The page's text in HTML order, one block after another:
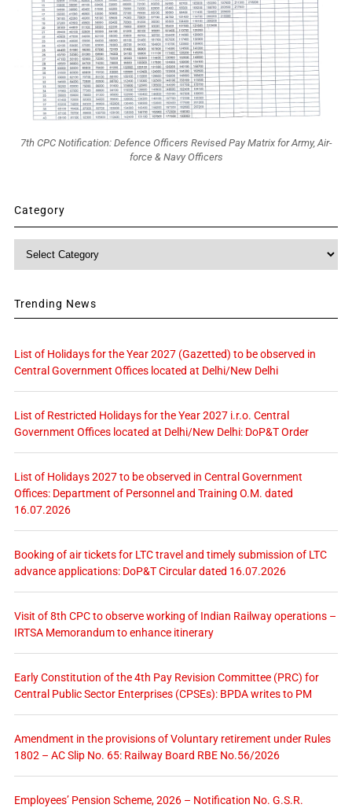
7th CPC Notification: Defence Officers Revised Pay Matrix for Army, Air-
force & Navy Officers
Category
Trending News
List of Holidays for the Year 2027 (Gazetted) to be observed in
Central Government Offices located at Delhi/New Delhi
List of Restricted Holidays for the Year 2027 i.r.o. Central
Government Offices located at Delhi/New Delhi: DoP&T Order
List of Holidays 2027 to be observed in Central Government
Offices: Department of Personnel and Training O.M. dated
16.07.2026
Booking of air tickets for LTC travel and timely submission of LTC
advance applications: DoP&T Circular dated 16.07.2026
Visit of 8th CPC to observe working of Indian Railway operations –
IRTSA Memorandum to enhance itinerary
Early Constitution of the 4th Pay Revision Committee (PRC) for
Central Public Sector Enterprises (CPSEs): BPDA writes to PM
Amendment in the provisions of Voluntary retirement under Rules
1802 – AC Slip No. 65: Railway Board RBE No.56/2026
Employees’ Pension Scheme, 2026 – Notification No. G.S.R.